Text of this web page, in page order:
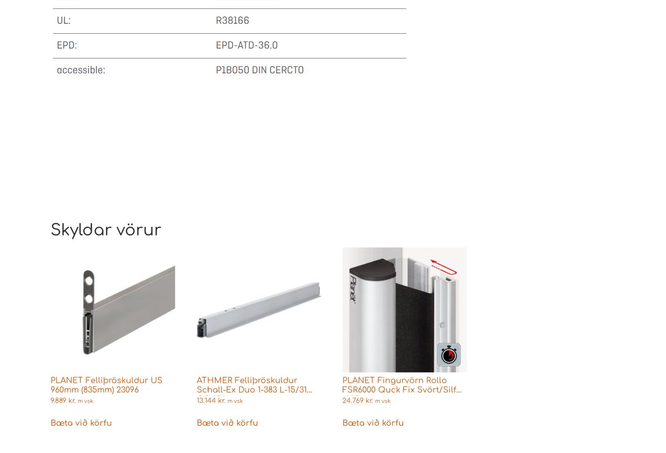
Skyldar vörur
PLANET Felliþröskuldur US
960mm (835mm) 23096
9.889 kr. m vsk
Bæta við körfu
ATHMER Felliþröskuldur
Schall-Ex Duo 1-383 L-15/31
OS 958mm
13.144 kr. m vsk
Bæta við körfu
PLANET Fingurvörn Rollo
FSR6000 Quck Fix Svört/Silfur
1925cm
24.769 kr. m vsk
Bæta við körfu